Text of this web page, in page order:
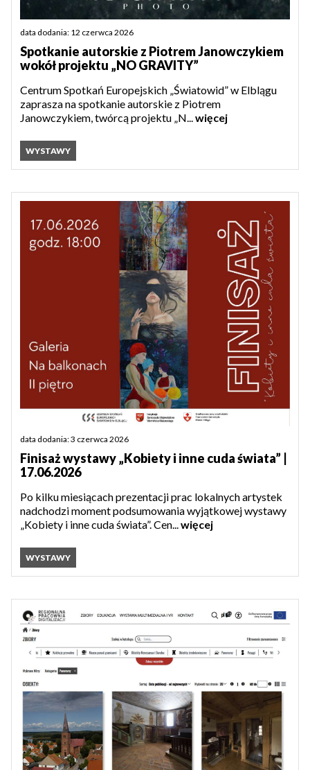
data dodania: 12 czerwca 2026
Spotkanie autorskie z Piotrem Janowczykiem
wokół projektu „NO GRAVITY”
Centrum Spotkań Europejskich „Światowid” w Elblągu
zaprasza na spotkanie autorskie z Piotrem
Janowczykiem, twórcą projektu „N...więcej
WYSTAWY
data dodania: 3 czerwca 2026
Finisaż wystawy „Kobiety i inne cuda świata” |
17.06.2026
Po kilku miesiącach prezentacji prac lokalnych artystek
nadchodzi moment podsumowania wyjątkowej wystawy
„Kobiety i inne cuda świata”. Cen...więcej
WYSTAWY